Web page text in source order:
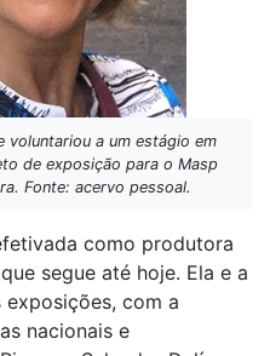
voluntariou a um estágio em
de exposição para o Masp
Fonte: acervo pessoal.
como produtora
segue até hoje. Ela e a
com a
nacionais e